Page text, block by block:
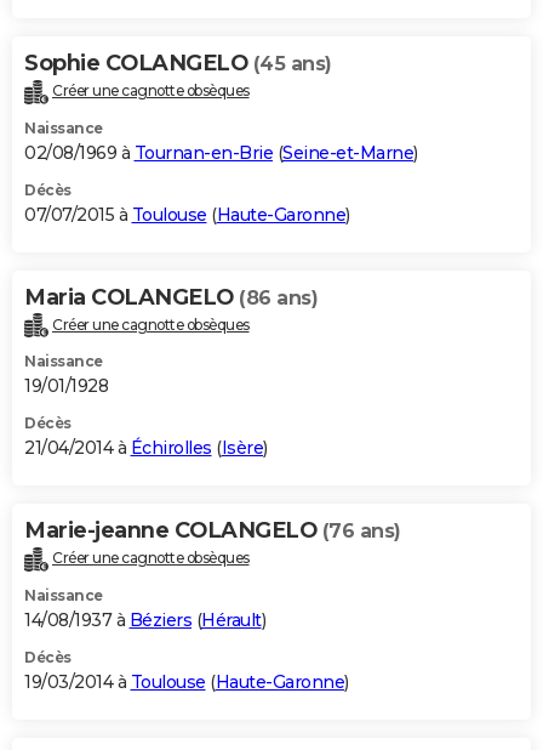
Sophie COLANGELO (45 ans)
Créer une cagnotte obsèques
Naissance
02/08/1969 à Tournan-en-Brie (Seine-et-Marne)
Décès
07/07/2015 à Toulouse (Haute-Garonne)
Maria COLANGELO (86 ans)
Créer une cagnotte obsèques
Naissance
19/01/1928
Décès
21/04/2014 à Échirolles (Isère)
Marie-jeanne COLANGELO (76 ans)
Créer une cagnotte obsèques
Naissance
14/08/1937 à Béziers (Hérault)
Décès
19/03/2014 à Toulouse (Haute-Garonne)